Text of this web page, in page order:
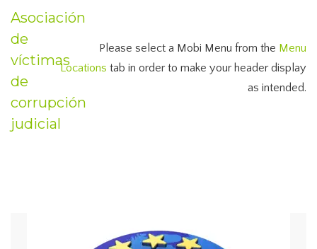
Asociación
de
víctimas
de
corrupción
judicial
Please select a Mobi Menu from the Menu
Locations tab in order to make your header display
as intended.